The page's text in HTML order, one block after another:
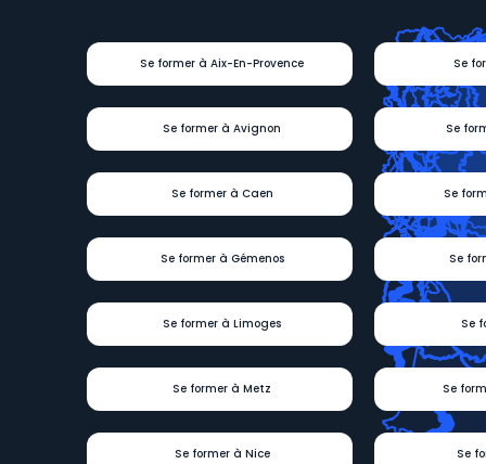
Se former à Aix-En-Provence Se
Se former à Avignon Se
Se former à Caen Se
Se former à Gémenos Se
Se former à Limoges Se
Se former à Metz Se
Se former à Nice Se